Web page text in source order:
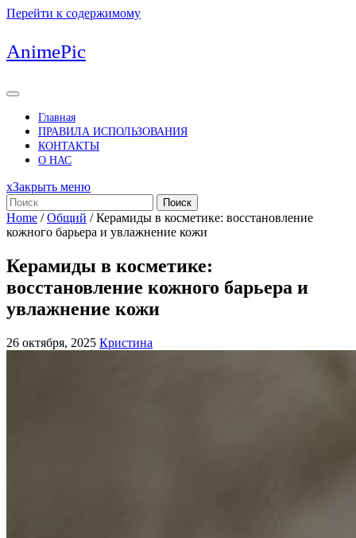
Перейти к содержимому
AnimePic
Главная
ПРАВИЛА ИСПОЛЬЗОВАНИЯ
КОНТАКТЫ
О НАС
xЗакрыть меню
Поиск
Home /Общий /Керамиды в косметике: восстановление
кожного барьера и увлажнение кожи
Керамиды в косметике:
восстановление кожного барьера и
увлажнение кожи
26 октября, 2025 Кристина